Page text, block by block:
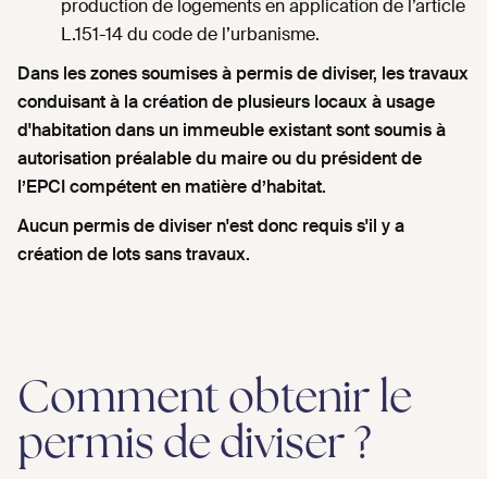
production de logements en application de l’article
L.151-14 du code de l’urbanisme.
Dans les zones soumises à permis de diviser, les travaux
conduisant à la création de plusieurs locaux à usage
d'habitation dans un immeuble existant sont soumis à
autorisation préalable du maire ou du président de
l’EPCI compétent en matière d’habitat.
Aucun permis de diviser n'est donc requis s'il y a
création de lots sans travaux.
Comment obtenir le
permis de diviser ?